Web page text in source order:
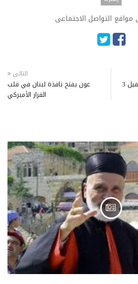
مواقع التواصل الاجتماعى
عون يطرح تمديد ولاية اليونيفيل 3
التالى
عون يفتح نافذة لبنان في قلب
القرار الأميركي